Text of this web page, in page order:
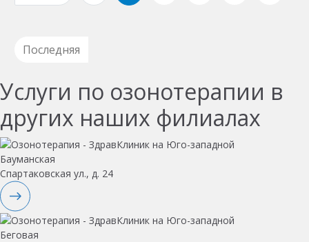
Последняя
Услуги по озонотерапии в
других наших филиалах
Бауманская
Спартаковская ул., д. 24
Беговая